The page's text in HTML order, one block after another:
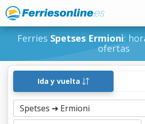
Ferries Spetses Ermioni:
ofertas
Ida y vuelta